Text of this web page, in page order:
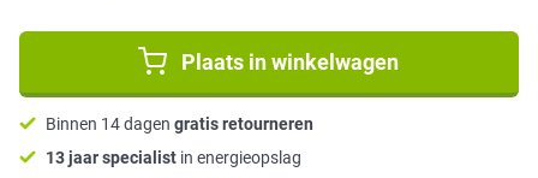
Plaats in winkelwagen
Binnen 14 dagen gratis retourneren
13 jaar specialist in energieopslag